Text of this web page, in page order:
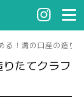
る！溝の口産の造り
たてクラフ